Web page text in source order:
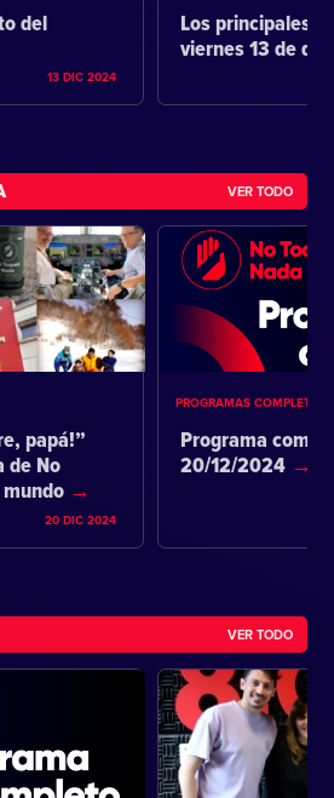
del
13 DIC 2024
Los principales
viernes 13 de
VER TODO
papá!”
de No
20 DIC 2024
PROGRAMAS COMPLETOS
Programa
20/12/2024
VER TODO